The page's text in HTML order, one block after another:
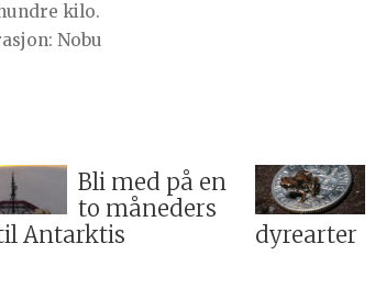
kilo.
Nobu
Bli med på en
to måneders
Antarktis
dyrearter